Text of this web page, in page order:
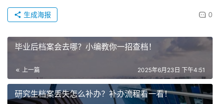
0
生成海报
毕业后档案会去哪？小编教你一招查档！
上一篇 2025年6月23日 下午4:51
研究生档案丢失怎么补办？补办流程看一看！